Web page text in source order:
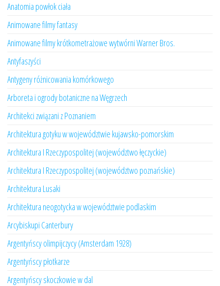
Anatomia powłok ciała
Animowane filmy fantasy
Animowane filmy krótkometrażowe wytwórni Warner Bros.
Antyfaszyści
Antygeny różnicowania komórkowego
Arboreta i ogrody botaniczne na Węgrzech
Architekci związani z Poznaniem
Architektura gotyku w województwie kujawsko-pomorskim
Architektura I Rzeczypospolitej (województwo łęczyckie)
Architektura I Rzeczypospolitej (województwo poznańskie)
Architektura Lusaki
Architektura neogotycka w województwie podlaskim
Arcybiskupi Canterbury
Argentyńscy olimpijczycy (Amsterdam 1928)
Argentyńscy płotkarze
Argentyńscy skoczkowie w dal